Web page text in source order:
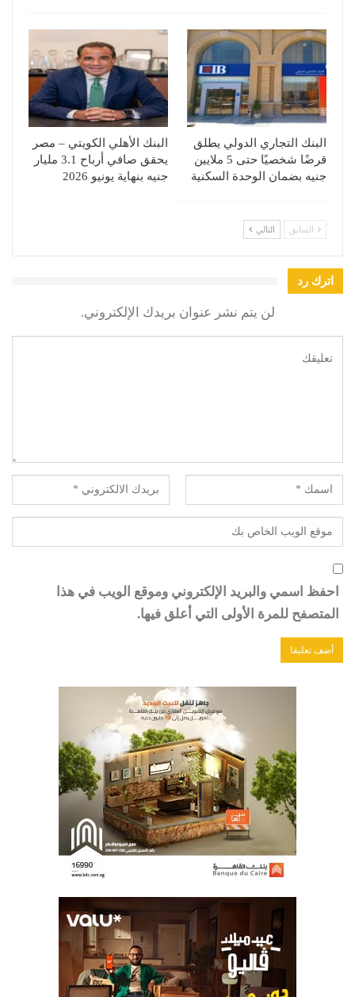
البنك التجاري الدولي يطلق
قرضًا شخصيًا حتى 5 ملايين
جنيه بضمان الوحدة السكنية
البنك الأهلي الكويتي – مصر
يحقق صافي أرباح 3.1 مليار
جنيه بنهاية يونيو 2026
السابق التالي
اترك رد
لن يتم نشر عنوان بريدك الإلكتروني.
احفظ اسمي والبريد الإلكتروني وموقع الويب في هذا
المتصفح للمرة الأولى التي أعلق فيها.